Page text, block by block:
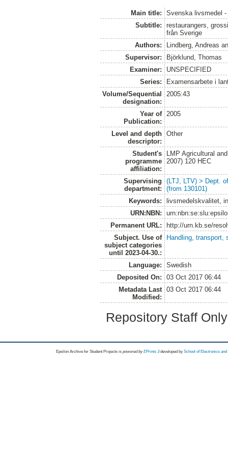
Main title:
Svenska livsmedel -
Subtitle:
restaurangers,
från Sverige
Authors:
Lindberg, Andreas
Supervisor:
Björklund, Thomas
Examiner:
UNSPECIFIED
Series:
Examensarbete i
Volume/Sequential
designation:
2005:43
Year of
Publication:
2005
Level and depth
descriptor:
Other
Student's
programme
affiliation:
LMP Agricultural
2007) 120 HEC
Supervising
department:
(LTJ, LTV) > Dept.
(from 130101)
Keywords:
livsmedelskvalitet,
URN:NBN:
Permanent URL:
http://urn.kb.se/
Subject. Use of
subject categories
until 2023-04-30.:
Handling, transport,
Language:
Swedish
Deposited On:
03 Oct 2017 06:44
Metadata Last
Modified:
03 Oct 2017 06:44
Repository Staff
Epsilon Archive for Student Projects is powored byEPrints 3 developed by School of Electronics